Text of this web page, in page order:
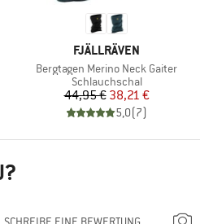
MARKE
FJÄLLRÄVEN
Artikel
Bergtagen Merino Neck Gaiter
Produktgruppe
Schlauchschal
Preis
44,95 €reduzierter Preis
38,21 €
5,0(7)